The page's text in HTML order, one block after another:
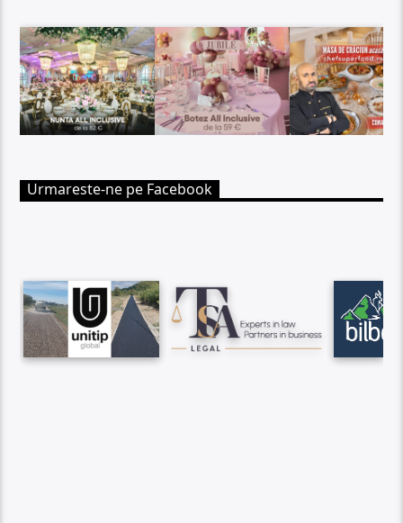
Urmareste-ne pe Facebook